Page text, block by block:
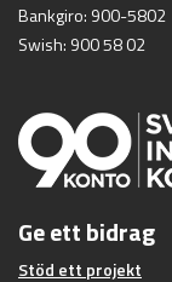
Bankgiro: 900-5802
Swish: 900 58 02
Ge ett bidrag
Stöd ett projekt